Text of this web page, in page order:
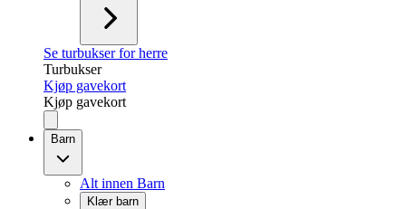
Se turbukser for herre
Turbukser
Kjøp gavekort
Kjøp gavekort
Barn
Alt innen Barn
Klær barn